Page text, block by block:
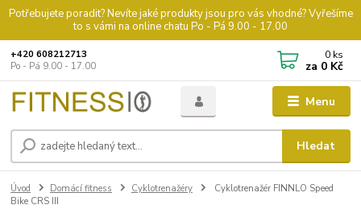
Potřebujete poradit? Nevíte jaké produkty jsou pro vás vhodné? Vyřešíme
to s vámi na online chatu Po - Pá 9.00 - 17.00
Menu
Hledat
+420 608212713
Po - Pá 9.00 - 17.00
0 ks
za 0 Kč
Úvod Domácí fitness Cyklotrenažéry
Cyklotrenažér FINNLO Speed
Bike CRS III